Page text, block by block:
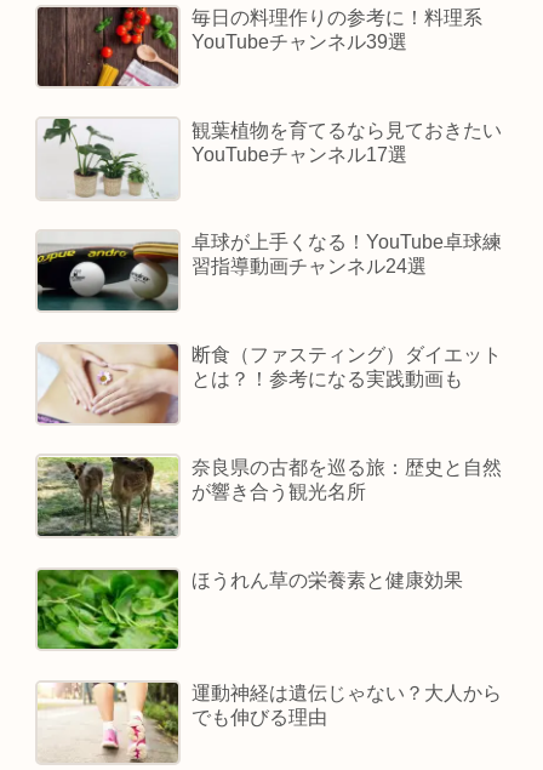
毎日の料理作りの参考に！料理系
YouTubeチャンネル39選
観葉植物を育てるなら見ておきたい
YouTubeチャンネル17選
卓球が上手くなる！YouTube卓球練
習指導動画チャンネル24選
断食（ファスティング）ダイエット
とは？！参考になる実践動画も
奈良県の古都を巡る旅：歴史と自然
が響き合う観光名所
ほうれん草の栄養素と健康効果
運動神経は遺伝じゃない？大人から
でも伸びる理由